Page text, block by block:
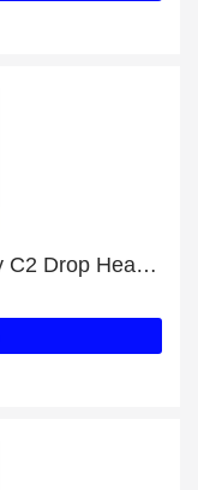
10% Rabatt auf UMA GT Jersey C2 Drop Head + kostenloses Geschenk